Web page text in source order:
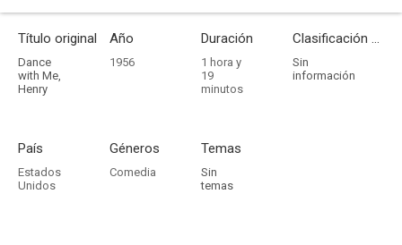
Título original
Dance
with Me,
Henry
Año
1956
Duración
1 hora y
19
minutos
Clasificación por edades
Sin
información
País
Estados
Unidos
Géneros
Comedia
Temas
Sin
temas